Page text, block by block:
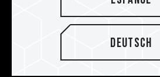
T-FORCE NIGHT HAWK
Speichermodule
verschiedene Arten von
gesteuerter
Deutsch